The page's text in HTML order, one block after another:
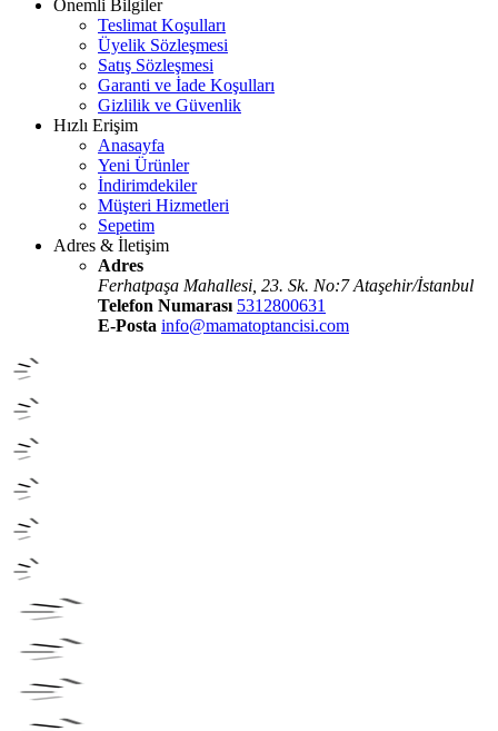
Önemli Bilgiler
Teslimat Koşulları
Üyelik Sözleşmesi
Satış Sözleşmesi
Garanti ve İade Koşulları
Gizlilik ve Güvenlik
Hızlı Erişim
Anasayfa
Yeni Ürünler
İndirimdekiler
Müşteri Hizmetleri
Sepetim
Adres & İletişim
Adres
Ferhatpaşa Mahallesi, 23. Sk. No:7 Ataşehir/İstanbul
Telefon Numarası 5312800631
E-Posta info@mamatoptancisi.com